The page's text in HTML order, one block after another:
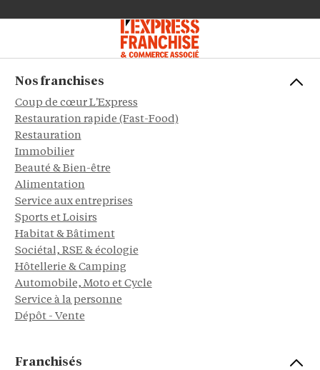
Nos franchises
Coup de cœur L'Express
Restauration rapide (Fast-Food)
Restauration
Immobilier
Beauté & Bien-être
Alimentation
Service aux entreprises
Sports et Loisirs
Habitat & Bâtiment
Sociétal, RSE & écologie
Hôtellerie & Camping
Automobile, Moto et Cycle
Service à la personne
Dépôt - Vente
Franchisés